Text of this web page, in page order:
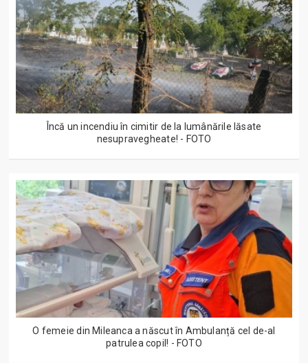
Încă un incendiu în cimitir de la lumânările lăsate
nesupravegheate! - FOTO
O femeie din Mileanca a născut în Ambulanță cel de-al
patrulea copil! - FOTO